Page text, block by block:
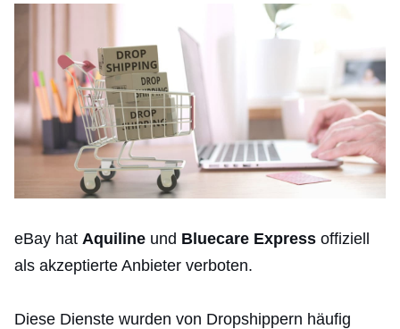
eBay hat Aquiline und Bluecare Express offiziell
als akzeptierte Anbieter verboten.
Diese Dienste wurden von Dropshippern häufig